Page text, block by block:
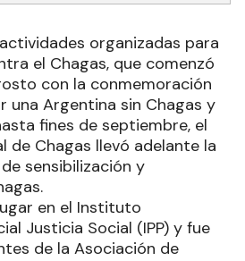
organizadas para
el Chagas, que comenzó
con la conmemoración
una Argentina sin Chagas y
fines de septiembre, el
de Chagas llevó adelante la
sensibilización y
en el Instituto
Justicia Social (IPP) y fue
de la Asociación de